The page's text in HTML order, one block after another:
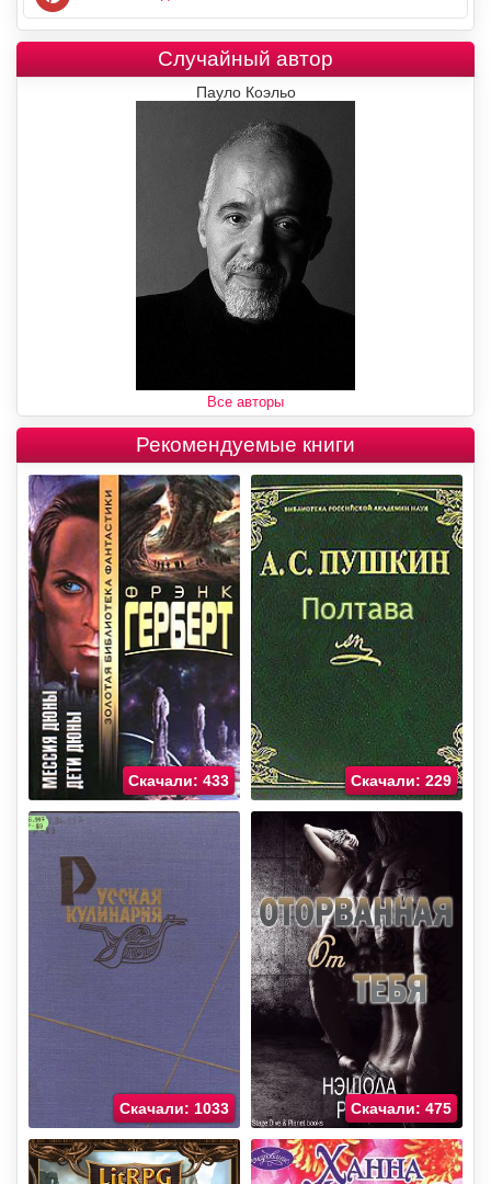
Случайный автор
Пауло Коэльо
Все авторы
Рекомендуемые книги
Скачали: 433 Скачали: 229
Скачали: 1033 Скачали: 475